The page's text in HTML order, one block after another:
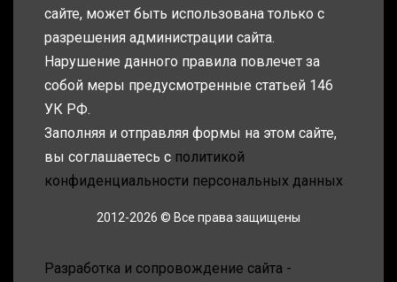
сайте, может быть использована только с
разрешения администрации сайта.
Нарушение данного правила повлечет за
собой меры предусмотренные статьей 146
УК РФ.
Заполняя и отправляя формы на этом сайте,
вы соглашаетесь с политикой
конфиденциальности персональных данных
2012-2026 © Все права защищены
Разработка и сопровождение сайта -